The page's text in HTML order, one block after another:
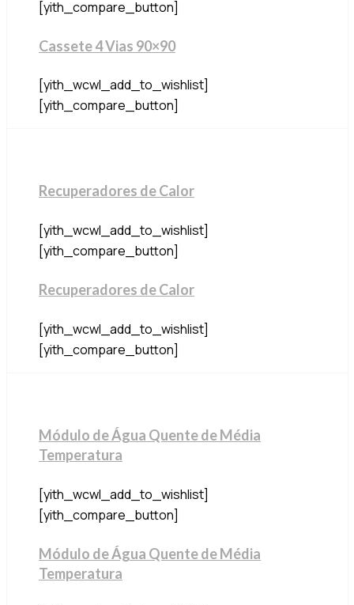
[yith_compare_button]
Cassete 4 Vias 90×90
[yith_wcwl_add_to_wishlist]
[yith_compare_button]
Recuperadores de Calor
[yith_wcwl_add_to_wishlist]
[yith_compare_button]
Recuperadores de Calor
[yith_wcwl_add_to_wishlist]
[yith_compare_button]
Módulo de Água Quente de Média
Temperatura
[yith_wcwl_add_to_wishlist]
[yith_compare_button]
Módulo de Água Quente de Média
Temperatura